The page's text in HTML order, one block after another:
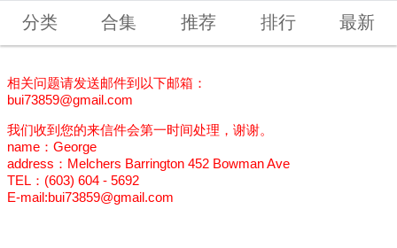
分类 合集 推荐 排行 最新
相关问题请发送邮件到以下邮箱：
bui73859@gmail.com
我们收到您的来信件会第一时间处理，谢谢。
name：George
address：Melchers Barrington 452 Bowman Ave
TEL：(603) 604 - 5692
E-mail:bui73859@gmail.com